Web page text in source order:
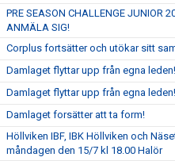
PRE SEASON CHALLENGE JUNIOR
ANMÄLA SIG!
Corplus fortsätter och utökar sitt
Damlaget flyttar upp från egna leden!
Damlaget flyttar upp från egna leden!
Damlaget forsätter att ta form!
Höllviken IBF, IBK Höllviken och
måndagen den 15/7 kl 18.00 Halör